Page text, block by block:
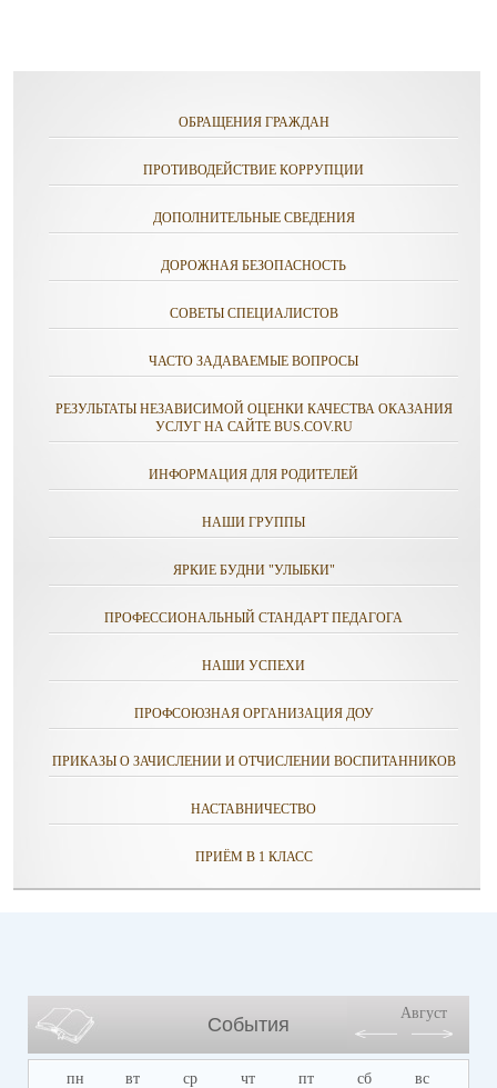
ОБРАЩЕНИЯ ГРАЖДАН
ПРОТИВОДЕЙСТВИЕ КОРРУПЦИИ
ДОПОЛНИТЕЛЬНЫЕ СВЕДЕНИЯ
ДОРОЖНАЯ БЕЗОПАСНОСТЬ
СОВЕТЫ СПЕЦИАЛИСТОВ
ЧАСТО ЗАДАВАЕМЫЕ ВОПРОСЫ
РЕЗУЛЬТАТЫ НЕЗАВИСИМОЙ ОЦЕНКИ КАЧЕСТВА ОКАЗАНИЯ
УСЛУГ НА САЙТЕ BUS.COV.RU
ИНФОРМАЦИЯ ДЛЯ РОДИТЕЛЕЙ
НАШИ ГРУППЫ
ЯРКИЕ БУДНИ "УЛЫБКИ"
ПРОФЕССИОНАЛЬНЫЙ СТАНДАРТ ПЕДАГОГА
НАШИ УСПЕХИ
ПРОФСОЮЗНАЯ ОРГАНИЗАЦИЯ ДОУ
ПРИКАЗЫ О ЗАЧИСЛЕНИИ И ОТЧИСЛЕНИИ ВОСПИТАННИКОВ
НАСТАВНИЧЕСТВО
ПРИЁМ В 1 КЛАСС
События
Август
пн вт ср чт пт сб вс